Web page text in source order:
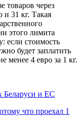
товаров через
и 31 кг. Такая
этого лимита
если стоимость
будет заплатить
менее 4 евро за 1 кг.
Беларуси и ЕС
что проехал 1